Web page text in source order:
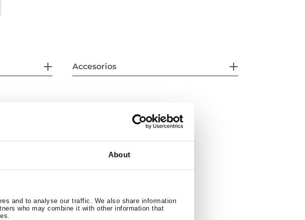
About
and to analyse our traffic. We also share information
who may combine it with other information that
Accesorios